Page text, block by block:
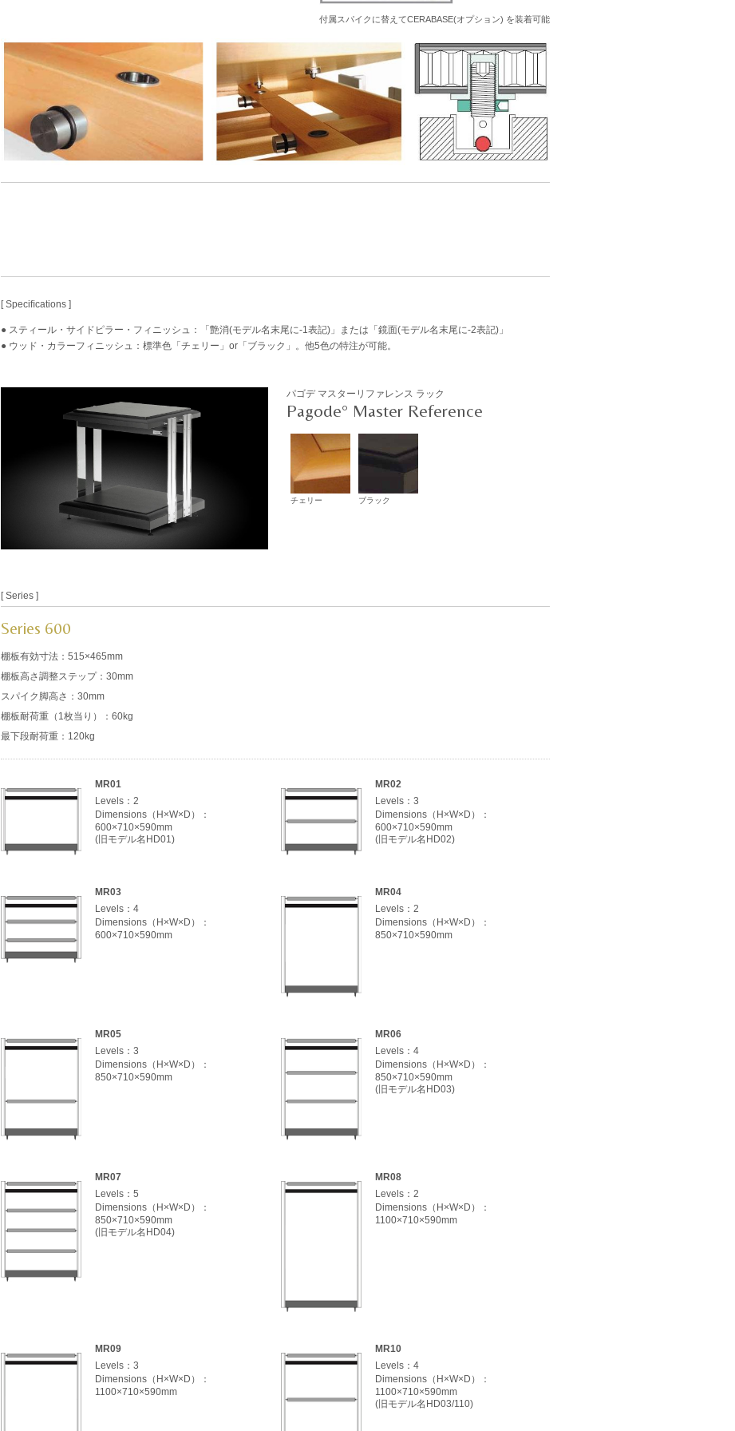
付属スパイクに替えてCERABASE(オプション) を装着可能
[ Speciﬁcations ]
● スティール・サイドピラー・フィニッシュ：「艶消(モデル名末尾に-1表記)」または「鏡面(モデル名末尾に-2表記)」
● ウッド・カラーフィニッシュ：標準色「チェリー」or「ブラック」。他5色の特注が可能。
パゴデ マスターリファレンス ラック
Pagode° Master Reference
チェリー ブラック
[ Series ]
Series 600
棚板有効寸法：515×465mm
棚板高さ調整ステップ：30mm
スパイク脚高さ：30mm
棚板耐荷重（1枚当り）：60kg
最下段耐荷重：120kg
MR01
Levels：2
Dimensions（H×W×D）：
600×710×590mm
(旧モデル名HD01)
MR02
Levels：3
Dimensions（H×W×D）：
600×710×590mm
(旧モデル名HD02)
MR03
Levels：4
Dimensions（H×W×D）：
600×710×590mm
MR04
Levels：2
Dimensions（H×W×D）：
850×710×590mm
MR05
Levels：3
Dimensions（H×W×D）：
850×710×590mm
MR06
Levels：4
Dimensions（H×W×D）：
850×710×590mm
(旧モデル名HD03)
MR07
Levels：5
Dimensions（H×W×D）：
850×710×590mm
(旧モデル名HD04)
MR08
Levels：2
Dimensions（H×W×D）：
1100×710×590mm
MR09
Levels：3
Dimensions（H×W×D）：
1100×710×590mm
MR10
Levels：4
Dimensions（H×W×D）：
1100×710×590mm
(旧モデル名HD03/110)